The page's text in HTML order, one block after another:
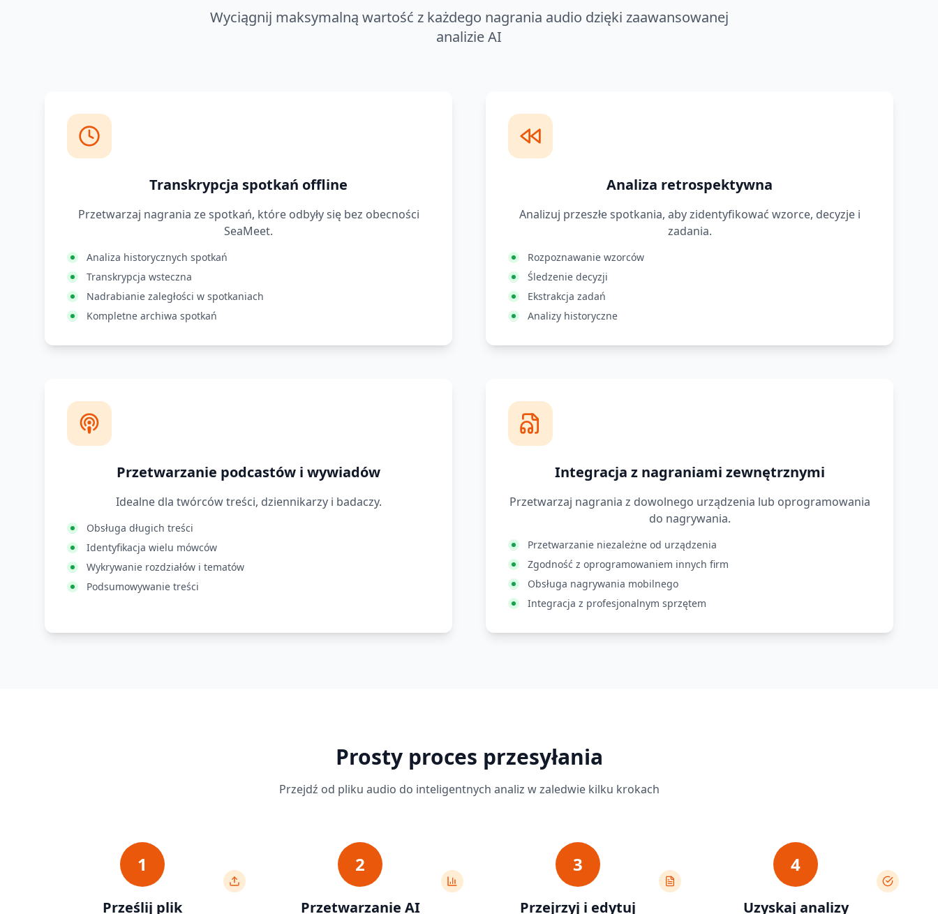
Wyciągnij maksymalną wartość z każdego nagrania audio dzięki zaawansowanej
analizie AI
Transkrypcja spotkań offline
Przetwarzaj nagrania ze spotkań, które odbyły się bez obecności
SeaMeet.
Analiza historycznych spotkań
Transkrypcja wsteczna
Nadrabianie zaległości w spotkaniach
Kompletne archiwa spotkań
Analiza retrospektywna
Analizuj przeszłe spotkania, aby zidentyfikować wzorce, decyzje i
zadania.
Rozpoznawanie wzorców
Śledzenie decyzji
Ekstrakcja zadań
Analizy historyczne
Przetwarzanie podcastów i wywiadów
Idealne dla twórców treści, dziennikarzy i badaczy.
Obsługa długich treści
Identyfikacja wielu mówców
Wykrywanie rozdziałów i tematów
Podsumowywanie treści
Integracja z nagraniami zewnętrznymi
Przetwarzaj nagrania z dowolnego urządzenia lub oprogramowania
do nagrywania.
Przetwarzanie niezależne od urządzenia
Zgodność z oprogramowaniem innych firm
Obsługa nagrywania mobilnego
Integracja z profesjonalnym sprzętem
Prosty proces przesyłania
Przejdź od pliku audio do inteligentnych analiz w zaledwie kilku krokach
1
Prześlij plik
2
Przetwarzanie AI
3
Przejrzyj i edytuj
4
Uzyskaj analizy